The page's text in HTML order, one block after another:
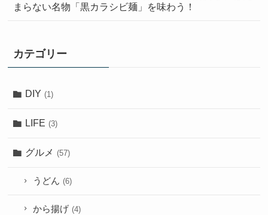
まらない名物「黒カラシビ麺」を味わう！
カテゴリー
DIY (1)
LIFE (3)
グルメ (57)
うどん (6)
から揚げ (4)